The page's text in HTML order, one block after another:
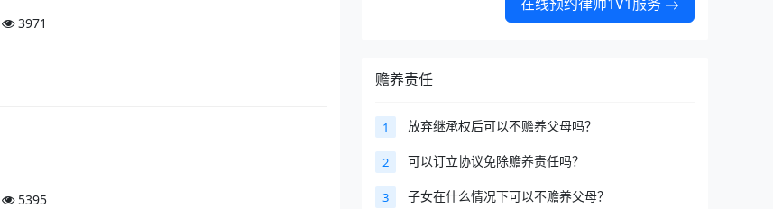
3971
5395
赡养责任
1 放弃继承权后可以不赡养父母吗？
2 可以订立协议免除赡养责任吗？
3 子女在什么情况下可以不赡养父母？